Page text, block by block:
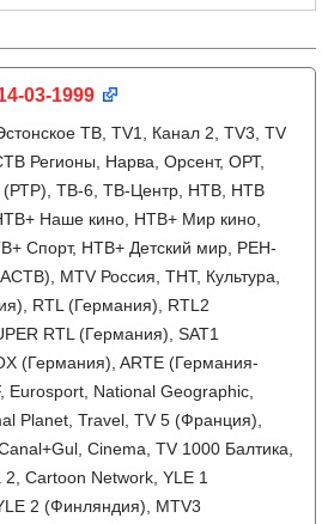
03-1999
ТВ, TV1, Канал 2, TV3, TV
Регионы, Нарва, Орсент, ОРТ,
(РТР), ТВ-6, ТВ-Центр, НТВ, НТВ
Наше кино, НТВ+ Мир кино,
Спорт, НТВ+ Детский мир, РЕН-
MTV Россия, ТНТ, Культура,
RTL (Германия), RTL2
RTL (Германия), SAT1
(Германия), ARTE (Германия-
Eurosport, National Geographic,
Planet, Travel, TV 5 (Франция),
Cinema, TV 1000 Балтика,
2, Cartoon Network, YLE 1
2 (Финляндия), MTV3